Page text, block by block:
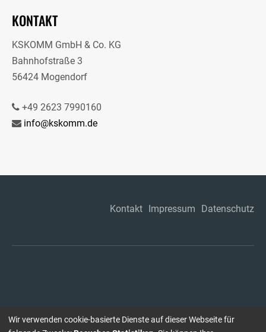
KONTAKT
KSKOMM GmbH & Co. KG
Bahnhofstraße 3
56424 Mogendorf
+49 2623 7990160
info@kskomm.de
Kontakt Impressum Datenschutz
Wir verwenden cookie-basierte Dienste auf dieser Webseite für